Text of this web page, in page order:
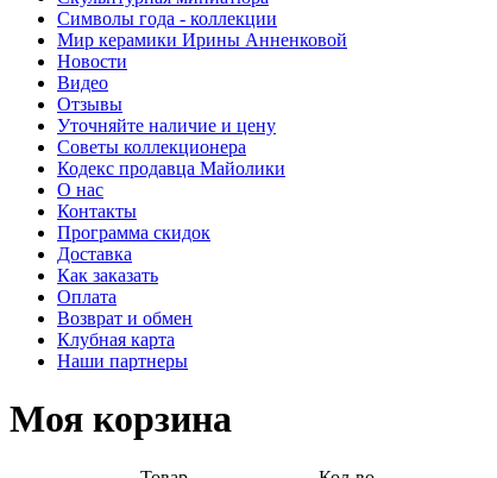
Символы года - коллекции
Мир керамики Ирины Анненковой
Новости
Видео
Отзывы
Уточняйте наличие и цену
Советы коллекционера
Кодекс продавца Майолики
О нас
Контакты
Программа скидок
Доставка
Как заказать
Оплата
Возврат и обмен
Клубная карта
Наши партнеры
Моя корзина